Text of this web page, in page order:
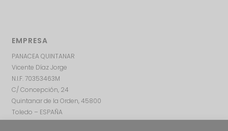
EMPRESA
PANACEA QUINTANAR
Vicente Díaz Jorge
N.I.F. 70353463M
C/ Concepción, 24
Quintanar de la Orden, 45800
Toledo – ESPAÑA